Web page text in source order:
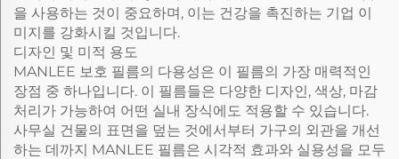
을 사용하는 것이 중요하며, 이는 건강을 촉진하는 기업 이
미지를 강화시킬 것입니다.
디자인 및 미적 용도
MANLEE 보호 필름의 다용성은 이 필름의 가장 매력적인
장점 중 하나입니다. 이 필름들은 다양한 디자인, 색상, 마감
처리가 가능하여 어떤 실내 장식에도 적용할 수 있습니다.
사무실 건물의 표면을 덮는 것에서부터 가구의 외관을 개선
하는 데까지 MANLEE 필름은 시각적 효과와 실용성을 모두